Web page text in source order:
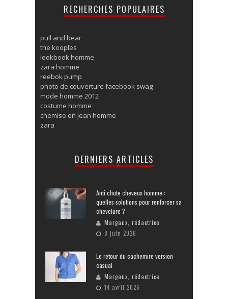
RECHERCHES POPULAIRES
pull and bear
the kooples
lookbook homme
zara homme
reebok pump
photo de couverture facebook swag
mode homme 2012
costume homme
chemise en jean homme
zara
DERNIERS ARTICLES
Anti chute cheveux homme :
quelles solutions pour renforcer sa
chevelure ?
Margaux, rédactrice
8 juin 2026
Le retour du cachemire version
casual
Margaux, rédactrice
14 avril 2026